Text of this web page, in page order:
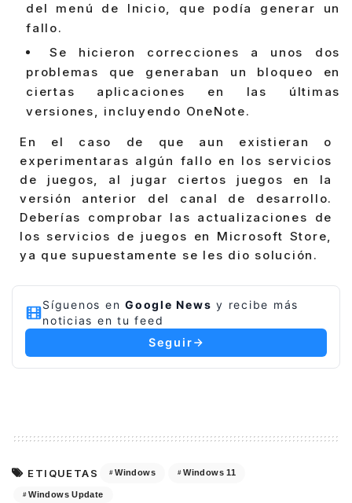
del menú de Inicio, que podía generar un
fallo.
Se hicieron correcciones a unos dos
problemas que generaban un bloqueo en
ciertas aplicaciones en las últimas
versiones, incluyendo OneNote.
En el caso de que aun existieran o
experimentaras algún fallo en los servicios
de juegos, al jugar ciertos juegos en la
versión anterior del canal de desarrollo.
Deberías comprobar las actualizaciones de
los servicios de juegos en Microsoft Store,
ya que supuestamente se les dio solución.
Síguenos en Google News y recibe más
noticias en tu feed
Seguir
ETIQUETAS Windows Windows 11
Windows Update